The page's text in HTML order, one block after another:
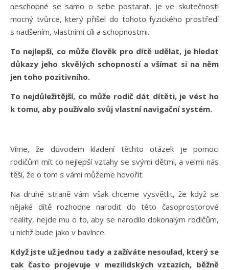
neschopné se samo o sebe postarat, je ve skutečnosti
mocný tvůrce, který přišel do tohoto fyzického prostředí
s nadšením, vlastními cíli a schopnostmi.
To nejlepší, co může člověk pro dítě udělat, je hledat
důkazy jeho skvělých schopností a všímat si na něm
jen toho pozitivního.
To nejdůležitější, co může rodič dát dítěti, je vést ho
k tomu, aby používalo svůj vlastní navigační systém.
Víme, že důvodem kladení těchto otázek je pomoci
rodičům mít co nejlepší vztahy se svými dětmi, a velmi nás
těší, že o tom s vámi můžeme hovořit.
Na druhé straně vám však chceme vysvětlit, že když se
nějaké dítě rozhodne narodit do této časoprostorové
reality, nejde mu o to, aby se narodilo dokonalým rodičům,
u nichž bude jako v bavlnce.
Když jste už jednou tady a zažíváte nesoulad, který se
tak často projevuje v mezilidských vztazích, běžně